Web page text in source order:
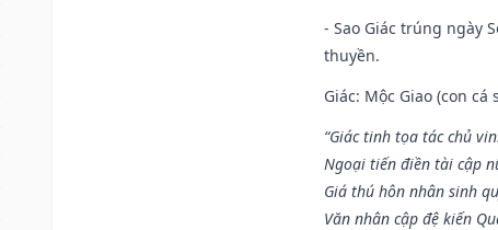
- Sao Giác trúng ngày
thuyền.
Giác: Mộc Giao (con
“Giác tinh tọa tác chủ
Ngoại tiến điền tài cập
Giá thú hôn nhân sinh
Văn nhân cập đệ kiến